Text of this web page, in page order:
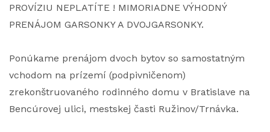
PROVÍZIU NEPLATÍTE ! MIMORIADNE VÝHODNÝ
PRENÁJOM GARSONKY A DVOJGARSONKY.
Ponúkame prenájom dvoch bytov so samostatným
vchodom na prízemí (podpivničenom)
zrekonštruovaného rodinného domu v Bratislave na
Bencúrovej ulici, mestskej časti Ružinov/Trnávka.